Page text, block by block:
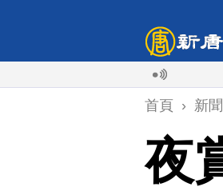
首頁 › 新聞
夜